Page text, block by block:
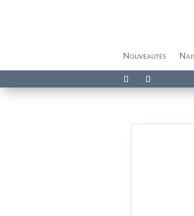
Nouveautés